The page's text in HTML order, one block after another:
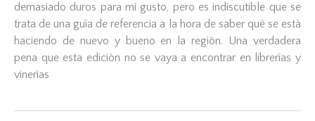
demasiado duros para mi gusto, pero es indiscutible que se
trata de una guìa de referencia a la hora de saber què se està
haciendo de nuevo y bueno en la regiòn. Una verdadera
pena que esta ediciòn no se vaya a encontrar en librerìas y
vinerìas